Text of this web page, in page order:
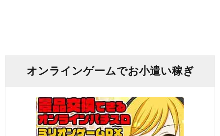
オンラインゲームでお小遣い稼ぎ